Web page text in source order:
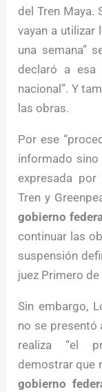
del Tren Maya.
vayan a utilizar
una semana”
declaró a esa
nacional”. Y
las obras.
Por ese
informado sino
expresada por
Tren y
gobierno
continuar las
suspensión
juez Primero
Sin embargo,
no se presentó
realiza “el
demostrar que
gobierno